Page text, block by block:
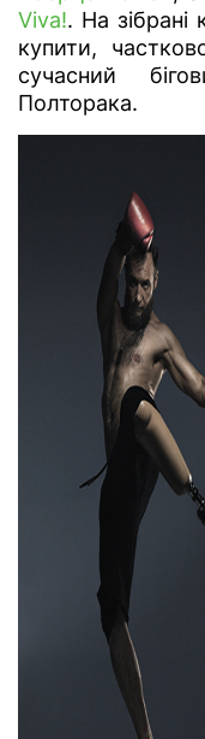
Viva!. На
купити,
сучасний
Полторака.